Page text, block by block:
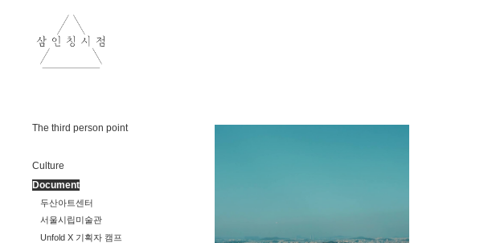
The third person point
Culture
Document
두산아트센터
서울시립미술관
Unfold X 기획자 캠프